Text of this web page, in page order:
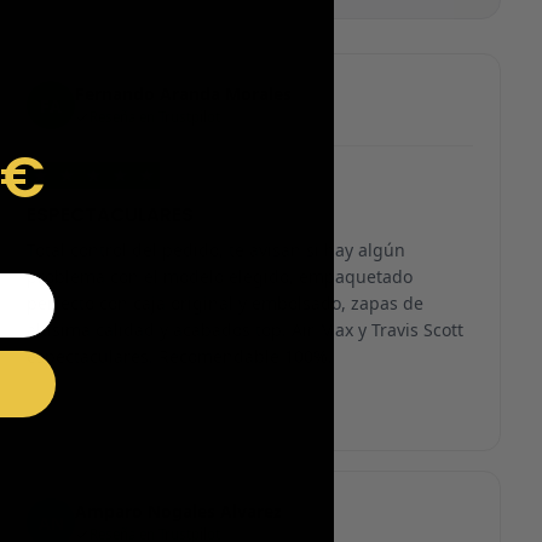
★
Total control del pedido, te avisan si hay algún
problema con el modelo elegido, empaquetado
perfecto con caja original y embolsado, zapas de
altísima calidad y acabados top. Air Max y Travis Scott
espectaculares. Recomendable 100%.